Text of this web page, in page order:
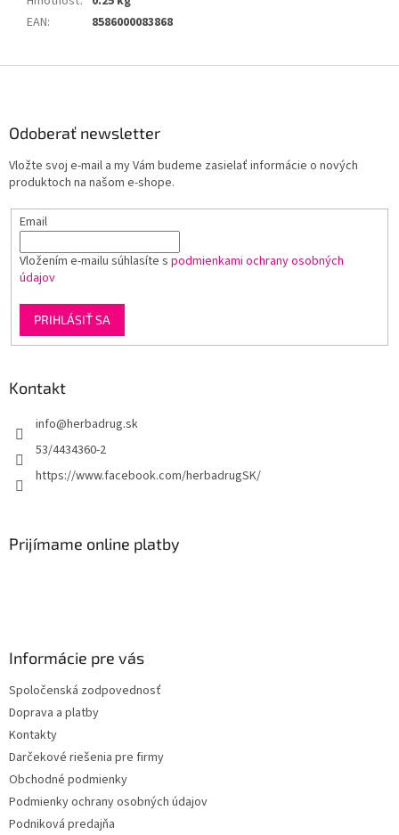
EAN: 8586000083868
Odoberať newsletter
Vložte svoj e-mail a my Vám budeme zasielať informácie o nových
produktoch na našom e-shope.
Email
Vložením e-mailu súhlasíte s podmienkami ochrany osobných
údajov
PRIHLÁSIŤ SA
Kontakt
info@herbadrug.sk
53/4434360-2
https://www.facebook.com/herbadrugSK/
Prijímame online platby
Informácie pre vás
Spoločenská zodpovednosť
Doprava a platby
Kontakty
Darčekové riešenia pre firmy
Obchodné podmienky
Podmienky ochrany osobných údajov
Podniková predajňa